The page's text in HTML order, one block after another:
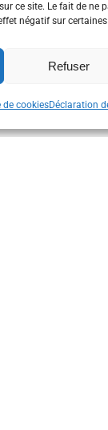
ce site. Le fait de ne
négatif sur
Refuser
de cookiesDéclaration